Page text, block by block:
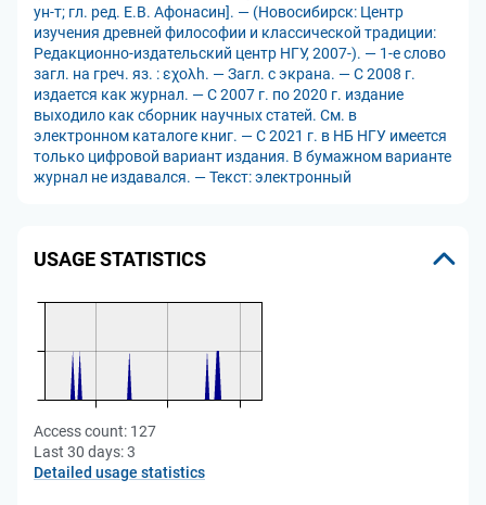
ун-т; гл. ред. Е.В. Афонасин]. — (Новосибирск: Центр
изучения древней философии и классической традиции:
Редакционно-издательский центр НГУ, 2007-). — 1-е слово
загл. на греч. яз. : εχολh. — Загл. с экрана. — C 2008 г.
издается как журнал. — С 2007 г. по 2020 г. издание
выходило как сборник научных статей. См. в
электронном каталоге книг. — С 2021 г. в НБ НГУ имеется
только цифровой вариант издания. В бумажном варианте
журнал не издавался. — Текст: электронный
USAGE STATISTICS
Access count: 127
Last 30 days:3
Detailed usage statistics